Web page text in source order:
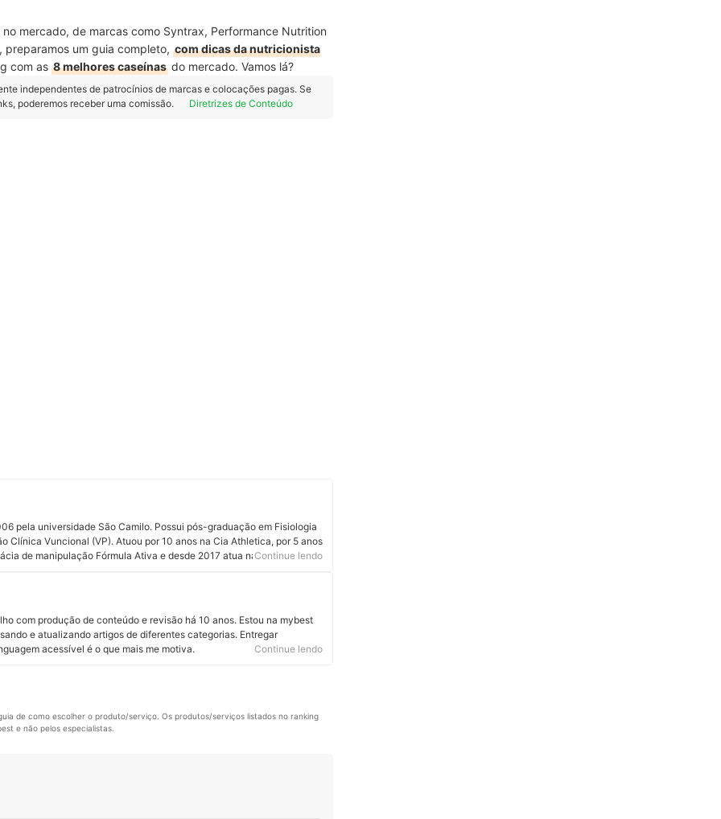
mercado, de marcas como Syntrax, Performance Nutrition
preparamos um guia completo, com dicas da nutricionista
com as 8 melhores caseínas do mercado. Vamos lá?
independentes de patrocínios de marcas e colocações pagas. Se
poderemos receber uma comissão.
Diretrizes de Conteúdo
pela universidade São Camilo. Possui pós-graduação em Fisiologia
Clínica Vuncional (VP). Atuou por 10 anos na Cia Athletica, por 5 anos
de manipulação Fórmula Ativa e desde 2017 atua na clínica de
podem ser realizados via Doctoralia.
Continue lendo
com produção de conteúdo e revisão há 10 anos. Estou na mybest
e atualizando artigos de diferentes categorias. Entregar
acessível é o que mais me motiva.
Continue lendo
de como escolher o produto/serviço. Os produtos/serviços listados no ranking
e não pelos especialistas.